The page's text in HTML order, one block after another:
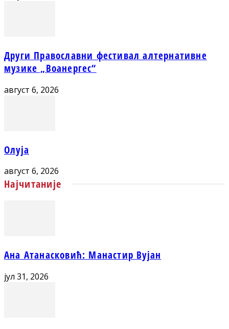
Други Православни фестивал алтернативне
музике „Воанергес“
август 6, 2026
Олуја
август 6, 2026
Најчитаније
Ана Атанасковић: Манастир Вујан
јул 31, 2026